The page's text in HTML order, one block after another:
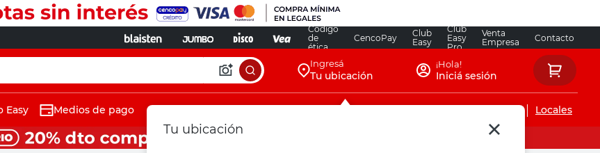
Código
de
ética
CencoPay
Club
Easy
Club
Easy
Pro
Venta
Empresa
Contacto
Ingresá
Tu ubicación
Tu ubicación
¡Hola!
Iniciá sesión
Easy Medios de pago Servicios de instalaciones Locales